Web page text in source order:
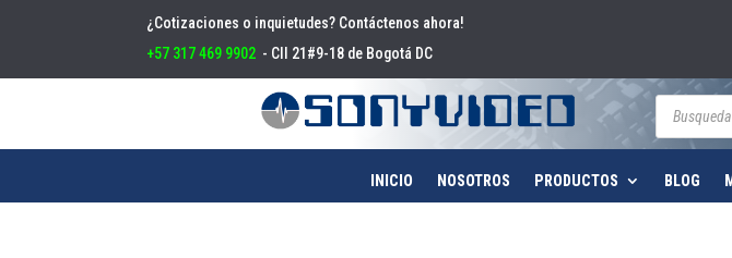
¿Cotizaciones o inquietudes? Contáctenos ahora!
+57 317 469 9902 - Cll 21#9-18 de Bogotá DC
Búsqueda
INICIO NOSOTROS PRODUCTOS BLOG